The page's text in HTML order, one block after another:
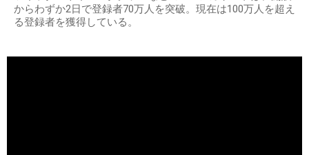
からわずか2日で登録者70万人を突破。現在は100万人を超え
る登録者を獲得している。